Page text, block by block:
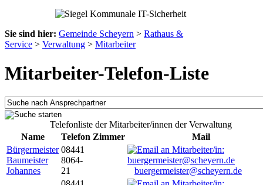
Sie sind hier: Gemeinde Scheyern > Rathaus &
Service > Verwaltung > Mitarbeiter
Mitarbeiter-Telefon-Liste
Telefonliste der Mitarbeiter/innen der Verwaltung
Name
Telefon Zimmer
Mail
Bürgermeister
Baumeister
Johannes
08441
8064-
21
buergermeister@scheyern.de